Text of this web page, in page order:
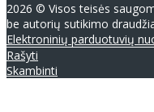
2026 © Visos teisės
be autorių sutikimo
Elektroninių parduotuvių
Rašyti
Skambinti